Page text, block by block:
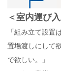
＜室内運び
「組み立て設置
置場渡しにして
で欲しい。」